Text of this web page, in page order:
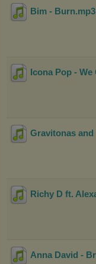
Bim - Burn
Icona Pop -
Gravitonas
Richy D ft.
Anna David -